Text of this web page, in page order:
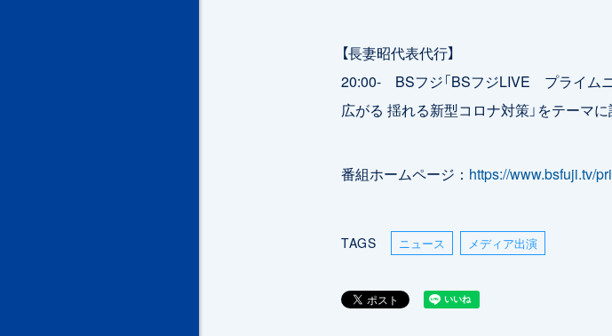
【長妻昭代表代行】
20:00- BSフジ「BSフジLIVE プライムニ
広がる 揺れる新型コロナ対策」をテーマに
番組ホームページ： https://www.bsfuji.tv/
TAGS ニュース メディア出演